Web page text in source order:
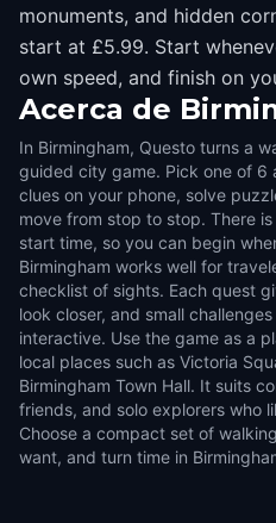
monuments, and hidden
start at £5.99. Start
own speed, and finish on
Acerca de
In Birmingham, Questo turns a
guided city game. Pick one of 6
clues on your phone, solve
move from stop to stop. There
start time, so you can begin
Birmingham works well for
checklist of sights. Each quest
look closer, and small
interactive. Use the game as a
local places such as Victoria
Birmingham Town Hall. It suits
friends, and solo explorers who
Choose a compact set of
want, and turn time in